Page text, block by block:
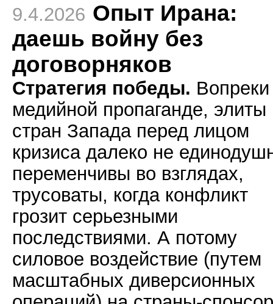
9.4.2026 Опыт Ирана:
даешь войну без
договорняков
Стратегия победы. Вопреки
медийной пропаганде, элиты
стран Запада перед лицом
кризиса далеко не
переменчивы во взглядах,
трусоваты, когда конфликт
грозит серьезными
последствиями. А потому
силовое воздействие (путем
масштабных диверсионных